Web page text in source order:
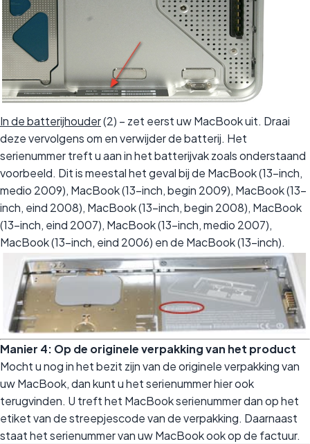
In de batterijhouder(2) – zet eerst uw MacBook uit. Draai
deze vervolgens om en verwijder de batterij. Het
serienummer treft u aan in het batterijvak zoals onderstaand
voorbeeld. Dit is meestal het geval bij de MacBook (13-inch,
medio 2009), MacBook (13-inch, begin 2009), MacBook (13-
inch, eind 2008), MacBook (13-inch, begin 2008), MacBook
(13-inch, eind 2007), MacBook (13-inch, medio 2007),
MacBook (13-inch, eind 2006) en de MacBook (13-inch).
Manier 4: Op de originele verpakking van het product
Mocht u nog in het bezit zijn van de originele verpakking van
uw MacBook, dan kunt u het serienummer hier ook
terugvinden. U treft het MacBook serienummer dan op het
etiket van de streepjescode van de verpakking. Daarnaast
staat het serienummer van uw MacBook ook op de factuur.